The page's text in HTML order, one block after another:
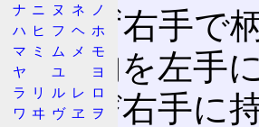
まず右手で
柄杓を左手
再び右手に
ナ ニ ヌ ネ
ノ
ハ ヒ フ ヘ ホ
マ ミ ム メ
モ
ヤ
ユ
ヨ
ラ
リ ル レ ロ
ワ ヰ ヴ ヱ
ヲ